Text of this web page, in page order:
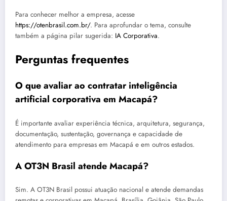
Para conhecer melhor a empresa, acesse
https://otenbrasil.com.br/. Para aprofundar o tema, consulte
também a página pilar sugerida: IA Corporativa.
Perguntas frequentes
O que avaliar ao contratar inteligência
artificial corporativa em Macapá?
É importante avaliar experiência técnica, arquitetura, segurança,
documentação, sustentação, governança e capacidade de
atendimento para empresas em Macapá e em outros estados.
A OT3N Brasil atende Macapá?
Sim. A OT3N Brasil possui atuação nacional e atende demandas